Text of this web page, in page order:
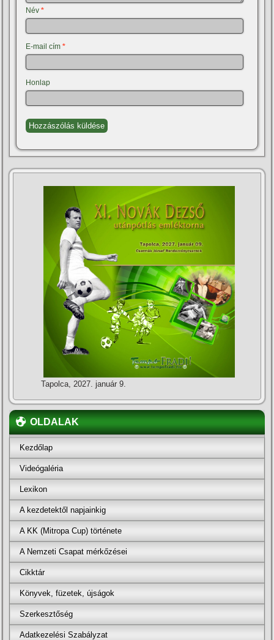
Név*
E-mail cím*
Honlap
Tapolca, 2027. január 9.
OLDALAK
Kezdőlap
Videógaléria
Lexikon
A kezdetektől napjainkig
A KK (Mitropa Cup) története
A Nemzeti Csapat mérkőzései
Cikktár
Könyvek, füzetek, újságok
Szerkesztőség
Adatkezelési Szabályzat